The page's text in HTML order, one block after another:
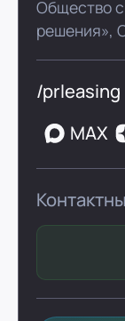
Общество
решения»,
/prleasing
MAX